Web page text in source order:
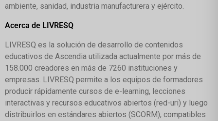
ambiente, sanidad, industria manufacturera y ejército.
Acerca de LIVRESQ
LIVRESQ es la solución de desarrollo de contenidos
educativos de Ascendia utilizada actualmente por más de
158.000 creadores en más de 7260 instituciones y
empresas. LIVRESQ permite a los equipos de formadores
producir rápidamente cursos de e-learning, lecciones
interactivas y recursos educativos abiertos (red-uri) y luego
distribuirlos en estándares abiertos (SCORM), compatibles